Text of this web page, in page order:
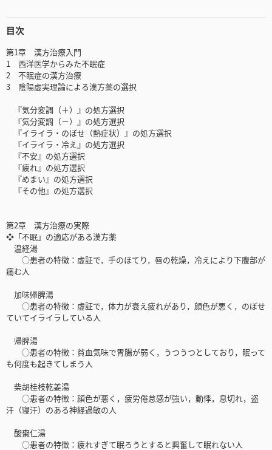
目次
第1章 漢方治療入門
1 西洋医学からみた不眠症
2 不眠症の漢方治療
3 陰陽虚実理論による漢方薬の選択
『気分変調（＋）』の処方選択
『気分変調（－）』の処方選択
『イライラ・のぼせ（熱症状）』の処方選択
『イライラ・冷え』の処方選択
『不安』の処方選択
『疲れ』の処方選択
『めまい』の処方選択
『その他』の処方選択
第2章 漢方治療の実際
❖「不眠」の適応がある漢方薬
温経湯
○患者の特徴：虚証で，手のほてり，唇の乾燥，冷えにより下腹部が
痛む人
加味帰脾湯
○患者の特徴：虚証で，体力が衰え疲れがあり，顔色が悪く，のぼせ
ていてイライラしている人
帰脾湯
○患者の特徴：貧血気味で胃腸が弱く，うつうつとしており，眠って
も何度も起きてしまう人
柴胡桂枝乾姜湯
○患者の特徴：顔色が悪く，疲労倦怠感が強い，動悸，息切れ，盗
汗（寝汗）のある神経過敏の人
酸棗仁湯
○患者の特徴：疲れすぎて眠ろうとすると興奮して眠れない人